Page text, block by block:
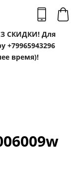
СКИДКИ! Для
+79965943296
время)!